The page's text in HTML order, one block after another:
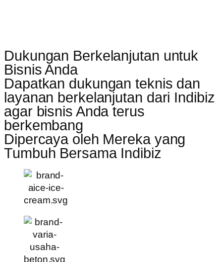
Dukungan Berkelanjutan untuk
Bisnis Anda
Dapatkan dukungan teknis dan
layanan berkelanjutan dari Indibiz
agar bisnis Anda terus
berkembang
Dipercaya oleh Mereka yang
Tumbuh Bersama Indibiz